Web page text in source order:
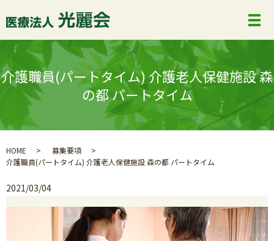
介護職員(パートタイム) 介護老人保健施設 森
の都 パートタイム
HOME
募集要項
介護職員(パートタイム) 介護老人保健施設 森の都 パートタイム
2021/03/04